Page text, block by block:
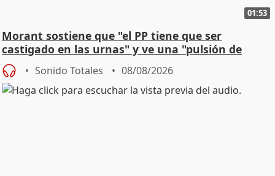
01:53
Morant sostiene que "el PP tiene que ser
castigado en las urnas" y ve una "pulsión de
cambio"
Sonido Totales 08/08/2026